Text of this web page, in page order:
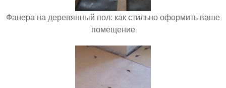
Фанера на деревянный пол: как стильно оформить ваше
помещение